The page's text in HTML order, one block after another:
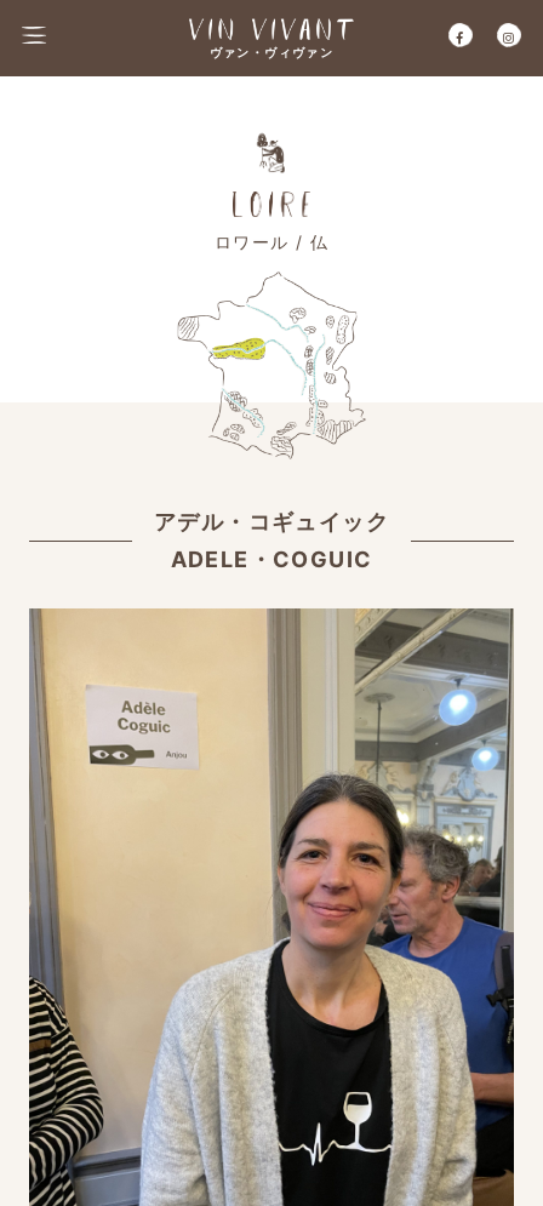
ヴァン・ヴィヴァン
ロワール / 仏
アデル・コギュイック
ADELE・COGUIC